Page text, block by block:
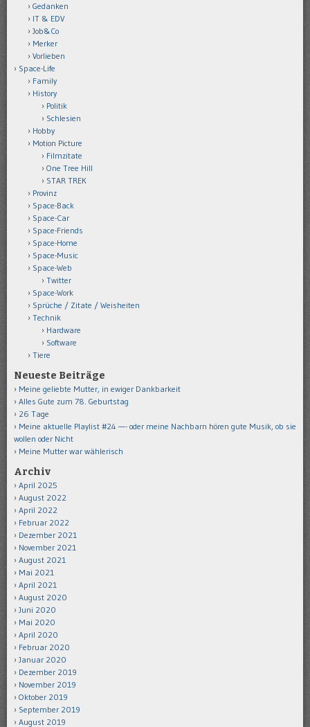
Gedanken
IT & EDV
Job&Co
Merker
Vorlieben
Space-Life
Family
History
Politik
Schlesien
Hobby
Motion Picture
Filmzitate
One Tree Hill
STAR TREK
Provinz
Space-Back
Space-Car
Space-Friends
Space-Home
Space-Music
Space-Web
Twitter
Space-Work
Sprüche / Zitate / Weisheiten
Technik
Hardware
Software
Tiere
Neueste Beiträge
Meine geliebte Mutter, in ewiger Dankbarkeit
Alles Gute zum 78. Geburtstag
26 Tage
Meine aktuelle Playlist #24 —- oder meine Nachbarn hören gute Musik, ob sie
wollen oder Nicht
Meine Mutter war wählerisch
Archiv
April 2025
August 2022
April 2022
Februar 2022
Dezember 2021
November 2021
August 2021
Mai 2021
April 2021
August 2020
Juni 2020
Mai 2020
April 2020
Februar 2020
Januar 2020
Dezember 2019
November 2019
Oktober 2019
September 2019
August 2019